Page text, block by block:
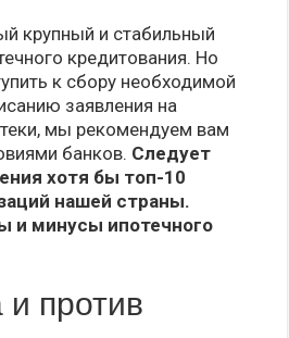
крупный и стабильный
кредитования. Но
к сбору необходимой
заявления на
мы рекомендуем вам
банков. Следует
хотя бы топ-10
нашей страны.
и минусы ипотечного
и против